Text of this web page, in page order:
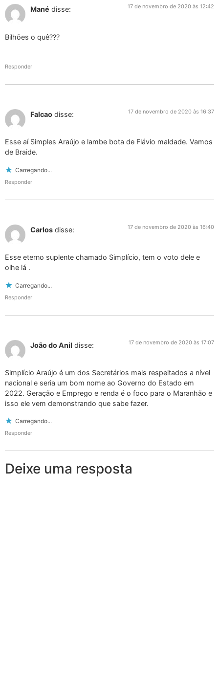
Mané disse: 17 de novembro de 2020 às 12:42
Bilhões o quê???
Responder
Falcao disse: 17 de novembro de 2020 às 16:37
Esse aí Simples Araújo e lambe bota de Flávio maldade. Vamos
de Braide.
Carregando...
Responder
Carlos disse: 17 de novembro de 2020 às 16:40
Esse eterno suplente chamado Simplício, tem o voto dele e
olhe lá .
Carregando...
Responder
João do Anil disse: 17 de novembro de 2020 às 17:07
Simplício Araújo é um dos Secretários mais respeitados a nível
nacional e seria um bom nome ao Governo do Estado em
2022. Geração e Emprego e renda é o foco para o Maranhão e
isso ele vem demonstrando que sabe fazer.
Carregando...
Responder
Deixe uma resposta